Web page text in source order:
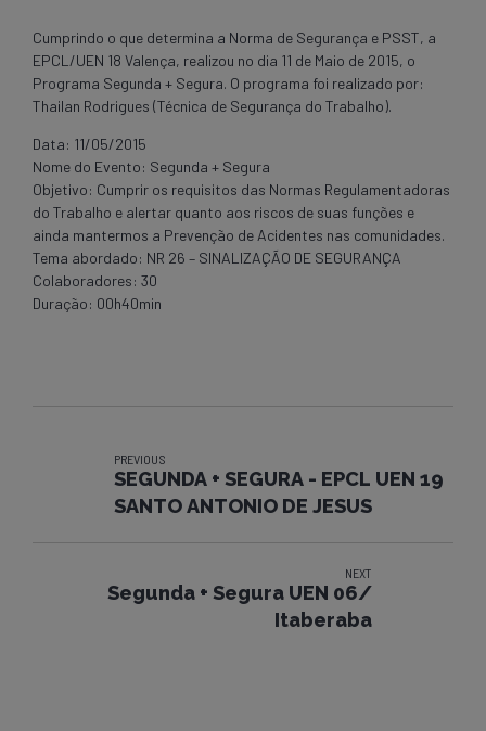
Cumprindo o que determina a Norma de Segurança e PSST, a
EPCL/UEN 18 Valença, realizou no dia 11 de Maio de 2015, o
Programa Segunda + Segura. O programa foi realizado por:
Thailan Rodrigues (Técnica de Segurança do Trabalho).
Data: 11/05/2015
Nome do Evento: Segunda + Segura
Objetivo: Cumprir os requisitos das Normas Regulamentadoras
do Trabalho e alertar quanto aos riscos de suas funções e
ainda mantermos a Prevenção de Acidentes nas comunidades.
Tema abordado: NR 26 – SINALIZAÇÃO DE SEGURANÇA
Colaboradores: 30
Duração: 00h40min
PREVIOUS
SEGUNDA + SEGURA - EPCL UEN 19
SANTO ANTONIO DE JESUS
NEXT
Segunda + Segura UEN 06/
Itaberaba